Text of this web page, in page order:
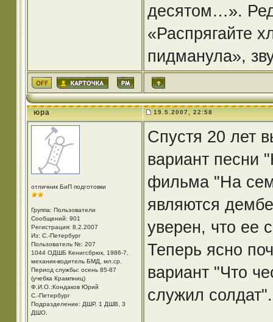
десятом…».
«Распрягайте
пидманула»,
юра 19.5.2007, 22:58
отличник БиП подготовки
Группа: Пользователи
Сообщений: 901
Регистрация: 8.2.2007
Из: С.-Петербург
Пользователь №: 207
1044 ОДШБ Кенигсбрюк, 1986-7,
механик-водитель БМД, мл.ср.
Период службы: осень 85-87
(учебка Крампниц)
Ф.И.О.:Кондаков Юрий
С.-Петербург
Подразделение: ДШР, 1 ДШВ, 3
ДШО.
Спустя 20 лет
вариант песни
фильма "На
являются
уверен, что ее
Теперь ясно
вариант "Что
служил солдат".